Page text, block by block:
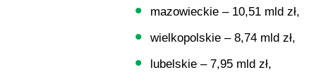
mazowieckie – 10,51 mld zł,
wielkopolskie – 8,74 mld zł,
lubelskie – 7,95 mld zł,